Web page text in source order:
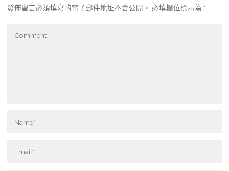
發佈留言必須填寫的電子郵件地址不會公開。 必填欄位標示為 *